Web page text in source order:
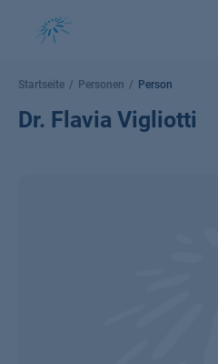
Startseite Personen Person
Dr. Flavia Vigliotti